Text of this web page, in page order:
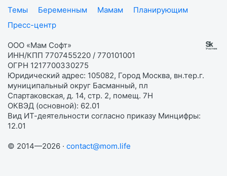
Темы
Беременным Мамам
Планирующим
Пресс-центр
ООО «Мам Софт»
ИНН/КПП 7707455220 / 770101001
ОГРН 1217700330275
Юридический адрес: 105082, Город Москва, вн.тер.г.
муниципальный округ Басманный, пл
Спартаковская, д. 14, стр. 2, помещ. 7Н
ОКВЭД (основной): 62.01
Вид ИТ-деятельности согласно приказу Минцифры:
12.01
© 2014—2026 · contact@mom.life